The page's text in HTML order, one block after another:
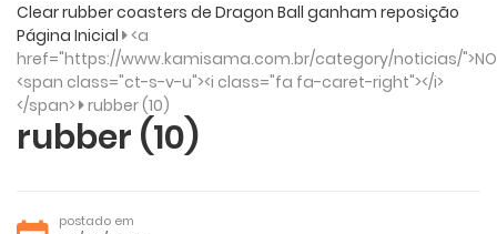
Clear rubber coasters de Dragon Ball ganham reposição
Página Inicial <a
href="https://www.kamisama.com.br/category/noticias/
<span class="ct-s-v-u"><i class="fa fa-caret-right"></i>
</span> rubber (10)
rubber (10)
postado em